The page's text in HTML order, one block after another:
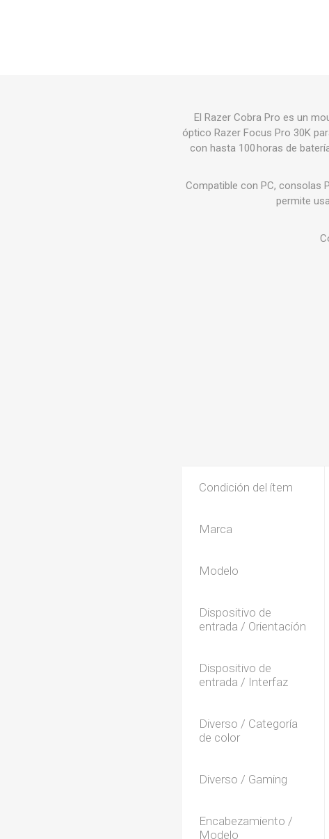
El Razer Cobra Pro es un
óptico Razer Focus Pro 30K
con hasta 100 horas de
Compatible con PC, consolas
permite
Condición del ítem
Marca
Modelo
Dispositivo de
entrada / Orientación
Dispositivo de
entrada / Interfaz
Diverso / Categoría
de color
Diverso / Gaming
Encabezamiento /
Modelo